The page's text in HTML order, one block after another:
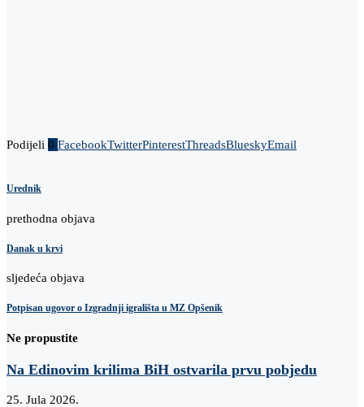
Podijeli 0 FacebookTwitterPinterestThreadsBlueskyEmail
Urednik
prethodna objava
Danak u krvi
sljedeća objava
Potpisan ugovor o Izgradnji igrališta u MZ Opšenik
Ne propustite
Na Edinovim krilima BiH ostvarila prvu pobjedu
25. Jula 2026.